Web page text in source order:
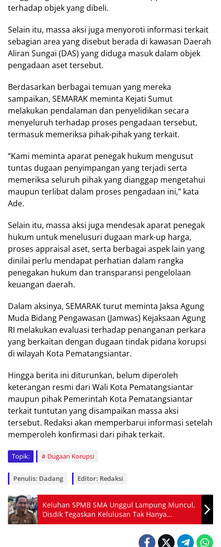
terhadap objek yang dibeli.
Selain itu, massa aksi juga menyoroti informasi terkait
sebagian area yang disebut berada di kawasan Daerah
Aliran Sungai (DAS) yang diduga masuk dalam objek
pengadaan aset tersebut.
Berdasarkan berbagai temuan yang mereka
sampaikan, SEMARAK meminta Kejati Sumut
melakukan pendalaman dan penyelidikan secara
menyeluruh terhadap proses pengadaan tersebut,
termasuk memeriksa pihak-pihak yang terkait.
“Kami meminta aparat penegak hukum mengusut
tuntas dugaan penyimpangan yang terjadi serta
memeriksa seluruh pihak yang dianggap mengetahui
maupun terlibat dalam proses pengadaan ini,” kata
Ade.
Selain itu, massa aksi juga mendesak aparat penegak
hukum untuk menelusuri dugaan mark-up harga,
proses appraisal aset, serta berbagai aspek lain yang
dinilai perlu mendapat perhatian dalam rangka
penegakan hukum dan transparansi pengelolaan
keuangan daerah.
Dalam aksinya, SEMARAK turut meminta Jaksa Agung
Muda Bidang Pengawasan (Jamwas) Kejaksaan Agung
RI melakukan evaluasi terhadap penanganan perkara
yang berkaitan dengan dugaan tindak pidana korupsi
di wilayah Kota Pematangsiantar.
Hingga berita ini diturunkan, belum diperoleh
keterangan resmi dari Wali Kota Pematangsiantar
maupun pihak Pemerintah Kota Pematangsiantar
terkait tuntutan yang disampaikan massa aksi
tersebut. Redaksi akan memperbarui informasi setelah
memperoleh konfirmasi dari pihak terkait.
Topik: Dugaan Korupsi
Penulis: Dadang Editor: Redaksi
Keluhan SPMB SMA Unggul Lampung Muncul,
Disdik Tegaskan Kelulusan Tak Hanya
Berdasarkan Nilai Rapor